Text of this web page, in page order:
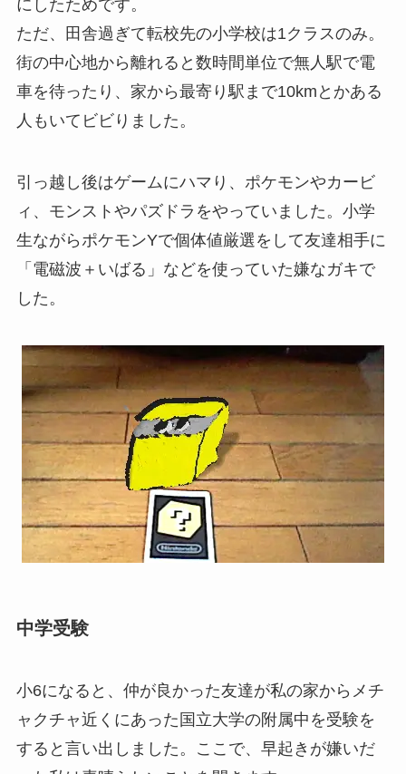
にしたためです。
ただ、田舎過ぎて転校先の小学校は1クラスのみ。
街の中心地から離れると数時間単位で無人駅で電
車を待ったり、家から最寄り駅まで10kmとかある
人もいてビビりました。
引っ越し後はゲームにハマり、ポケモンやカービ
ィ、モンストやパズドラをやっていました。小学
生ながらポケモンYで個体値厳選をして友達相手に
「電磁波＋いばる」などを使っていた嫌なガキで
した。
中学受験
小6になると、仲が良かった友達が私の家からメチ
ャクチャ近くにあった国立大学の附属中を受験を
すると言い出しました。ここで、早起きが嫌いだ